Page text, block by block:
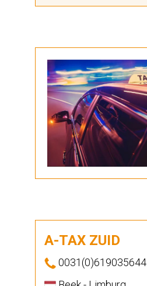
A-TAX ZUID
0031(0)619035644